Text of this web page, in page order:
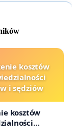
kosztów
i sędziów
kosztów